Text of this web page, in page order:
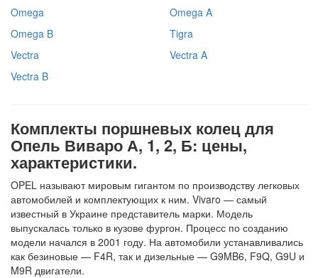
Omega
Omega A
Omega B
Tigra
Vectra
Vectra A
Vectra B
Комплекты поршневых колец для
Опель Виваро А, 1, 2, Б: цены,
характеристики.
OPEL называют мировым гигантом по производству легковых
автомобилей и комплектующих к ним. Vivaro — самый
известный в Украине представитель марки. Модель
выпускалась только в кузове фургон. Процесс по созданию
модели начался в 2001 году. На автомобили устанавливались
как безиновые — F4R, так и дизельные — G9MB6, F9Q, G9U и
M9R двигатели.